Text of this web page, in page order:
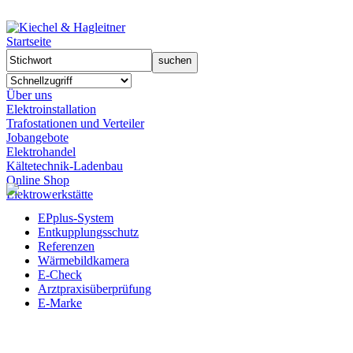
Startseite
Über uns
Elektroinstallation
Trafostationen und Verteiler
Jobangebote
Elektrohandel
Kältetechnik-Ladenbau
Online Shop
Elektrowerkstätte
EPplus-System
Entkupplungsschutz
Referenzen
Wärmebildkamera
E-Check
Arztpraxisüberprüfung
E-Marke